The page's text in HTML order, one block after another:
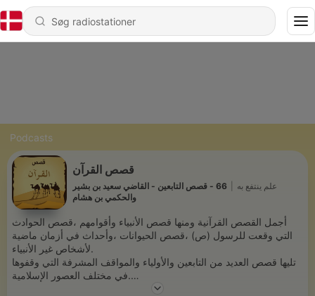
Podcasts
قصص القرآن
علم ينتفع به
66 - قصص التابعين - القاضي سعيد بن بشير
والحكمي بن هشام
أجمل القصص القرآنية ومنها قصص الأنبياء وأقوامهم ،قصص الحوادث
التي وقعت للرسول (ص) ،قصص الحيوانات ،وأحداث في أزمان ماضية
لأشخاص غير الأنبياء.
تليها قصص العديد من التابعين والأولياء والمواقف المشرفة التي وقفوها
في مختلف العصور الإسلامية.